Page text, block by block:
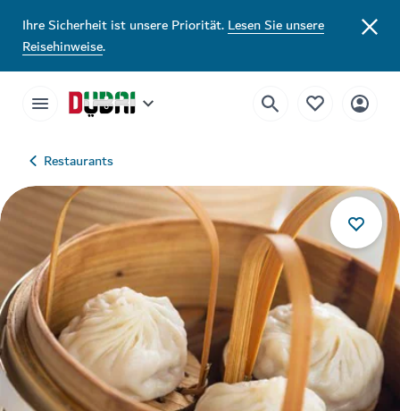
Ihre Sicherheit ist unsere Priorität.Lesen Sie unsere
Reisehinweise.
Restaurants